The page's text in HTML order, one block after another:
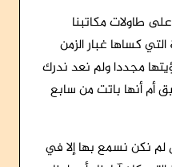
طاولات مكاتبنا
كساها غبار الزمن
مجددا ولم نعد ندرك
أم أنها باتت من سابع
لم نكن نسمع بها إلا في